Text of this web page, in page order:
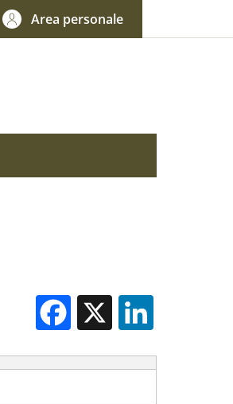
LINGUA: CURRENT LANGUAGE
Area personale
Facebook
X